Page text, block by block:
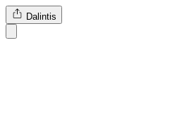
Dalintis